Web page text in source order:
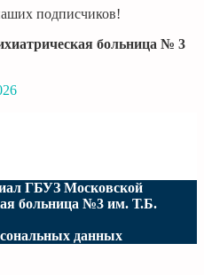
подписчиков!
больница № 3
ГБУЗ Московской
больница №3 им. Т.Б.
данных